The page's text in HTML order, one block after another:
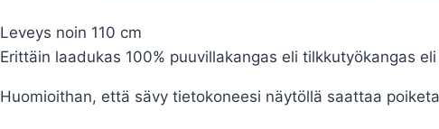
Leveys noin 110 cm
Erittäin laadukas 100% puuvillakangas eli tilkkutyökangas
Huomioithan, että sävy tietokoneesi näytöllä saattaa